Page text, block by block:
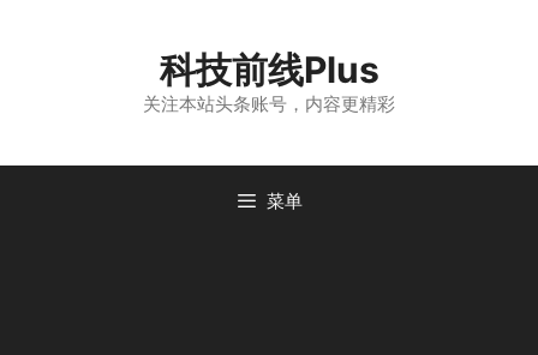
科技前线Plus
关注本站头条账号，内容更精彩
菜单